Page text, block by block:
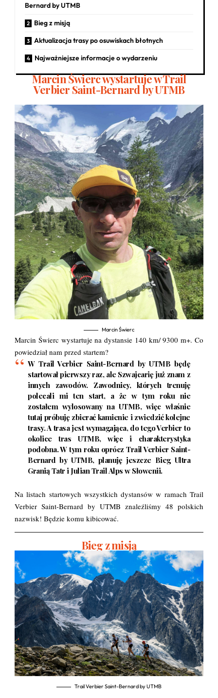
Bernard by UTMB
Bieg z misją
Aktualizacja trasy po osuwiskach błotnych
Najważniejsze informacje o wydarzeniu
Marcin Świerc wystartuje w Trail
Verbier Saint-Bernard by UTMB
Marcin Świerc
Marcin Świerc wystartuje na dystansie 140 km/ 9300 m+. Co
powiedział nam przed startem?
W Trail Verbier Saint-Bernard by UTMB będę
startował pierwszy raz, ale Szwajcarię już znam z
innych zawodów. Zawodnicy, których trenuję
polecali mi ten start, a że w tym roku nie
zostałem wylosowany na UTMB, więc właśnie
tutaj próbuję zbierać kamienie i zwiedzić kolejne
trasy. A trasa jest wymagająca, do tego Verbier to
okolice tras UTMB, więc i charakterystyka
podobna. W tym roku oprócz Trail Verbier Saint-
Bernard by UTMB, planuję jeszcze Bieg Ultra
Granią Tatr i Julian Trail Alps w Słowenii.
Na listach startowych wszystkich dystansów w ramach Trail
Verbier Saint-Bernard by UTMB znaleźliśmy 48 polskich
nazwisk! Będzie komu kibicować.
Bieg z misją
Trail Verbier Saint-Bernard by UTMB